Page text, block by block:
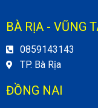
BÀ RỊA - VŨNG
0859143143
TP. Bà Rịa
ĐỒNG NAI